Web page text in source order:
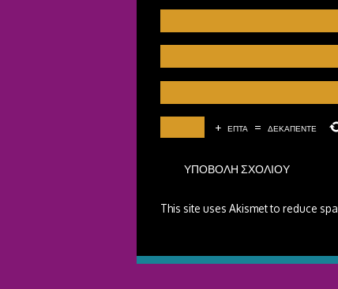
+ επτά = δεκαπέντε
This site uses Akismet to reduce